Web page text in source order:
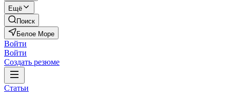
Ещё
Поиск
Белое Море
Войти
Войти
Создать резюме
Статьи